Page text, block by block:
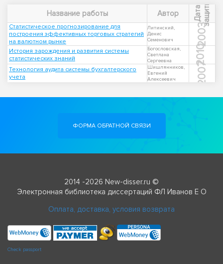
Название работы Автор Д
а
т
а
з
а
щ
и
т ы
Статистическое прогнозирование для
построения эффективных торговых стратегий
на валютном рынке
Литинский,
Денис
Семенович
2003
История зарождения и развития системы
статистических знаний
Богословская,
Светлана
Сергеевна
2010
Технология аудита системы бухгалтерского
учета
Шишлянников,
Евгений
Алексеевич
2007
ФОРМА ОБРАТНОЙ СВЯЗИ
2014 -2026 New-disser.ru ©
Электронная библиотека диссертаций ФЛ Иванов Е О
Оплата, доставка, условия возврата
Check passport